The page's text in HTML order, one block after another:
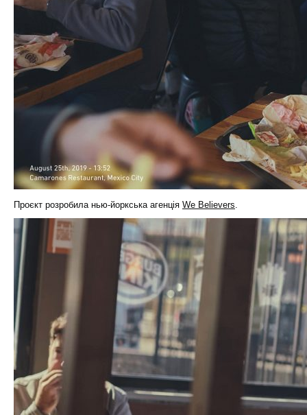
Проєкт розробила нью-йоркська агенція We Believers.